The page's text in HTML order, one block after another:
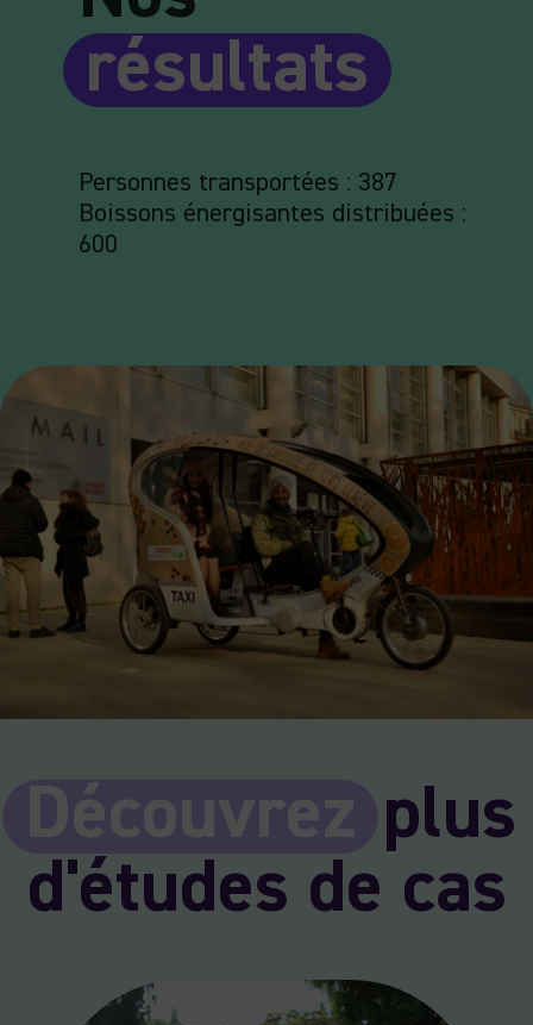
résultats
Personnes transportées : 387
Boissons énergisantes distribuées :
600
Découvrezplus
d'études de cas